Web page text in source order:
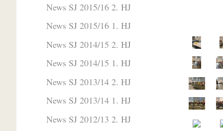
News SJ 2015/16 2. HJ
News SJ 2015/16 1. HJ
News SJ 2014/15 2. HJ
News SJ 2014/15 1. HJ
News SJ 2013/14 2. HJ
News SJ 2013/14 1. HJ
News SJ 2012/13 2. HJ